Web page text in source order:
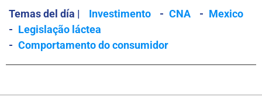
Temas del día | Investimento - CNA - Mexico
- Legislação láctea
- Comportamento do consumidor